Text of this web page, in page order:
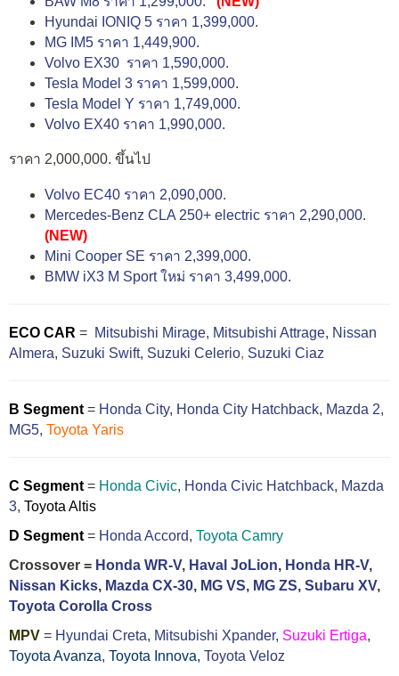
Hyundai IONIQ 5 ราคา 1,399,000.
MG IM5 ราคา 1,449,900.
Volvo EX30 ราคา 1,590,000.
Tesla Model 3 ราคา 1,599,000.
Tesla Model Y ราคา 1,749,000.
Volvo EX40 ราคา 1,990,000.
ราคา 2,000,000. ขึ้นไป
Volvo EC40 ราคา 2,090,000.
Mercedes-Benz CLA 250+ electric ราคา 2,290,000.
(NEW)
Mini Cooper SE ราคา 2,399,000.
BMW iX3 M Sport ใหม่ ราคา 3,499,000.
ECO CAR = Mitsubishi Mirage, Mitsubishi Attrage, Nissan
Almera, Suzuki Swift, Suzuki Celerio, Suzuki Ciaz
B Segment = Honda City, Honda City Hatchback, Mazda 2,
MG5, Toyota Yaris
C Segment = Honda Civic, Honda Civic Hatchback, Mazda
3, Toyota Altis
D Segment = Honda Accord, Toyota Camry
Crossover = Honda WR-V, Haval JoLion, Honda HR-V,
Nissan Kicks, Mazda CX-30, MG VS, MG ZS, Subaru XV,
Toyota Corolla Cross
MPV = Hyundai Creta, Mitsubishi Xpander, Suzuki Ertiga,
Toyota Avanza, Toyota Innova, Toyota Veloz